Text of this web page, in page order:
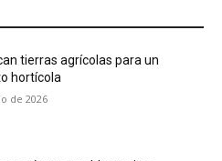
tierras agrícolas para un
hortícola
de 2026